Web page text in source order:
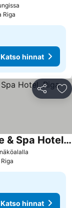
Riga
Katso hinnat
Jaa
Radisson Blu Latvija Conference & Spa Hotel, Riga
Katso hinnat